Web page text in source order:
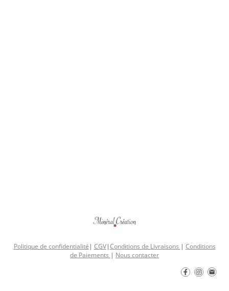
Politique de confidentialité | CGV|Conditions de Livraisons | Conditions
de Paiements | Nous contacter